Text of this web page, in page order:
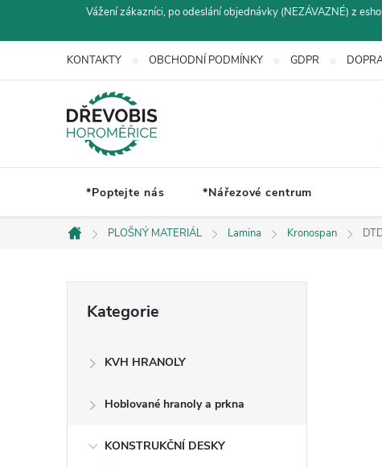
Vážení zákazníci, po odeslání objednávky (NEZÁVAZNÉ) z
KONTAKTY OBCHODNÍ PODMÍNKY GDPR
*Poptejte nás *Nářezové centrum
Domů
PLOŠNÝ MATERIÁL Lamina Kronospan
kategorie
Kategorie
KVH HRANOLY
Hoblované hranoly a prkna
KONSTRUKČNÍ DESKY